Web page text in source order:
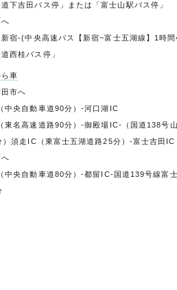
道下吉田バス停」または「富士山駅バス停」
新宿-(中央高速バス【新宿~富士五湖線】1時
道西桂バス停」
車
市へ
中央自動車道90分）-河口湖IC
東名高速道路90分）-御殿場IC-（国道138号
）須走IC（東富士五湖道路25分）-富士吉田IC
中央自動車道80分）-都留IC-国道139号線富